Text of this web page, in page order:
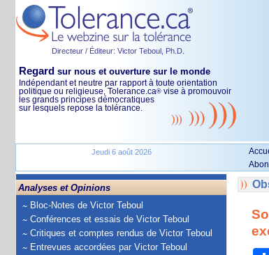
Directeur / Éditeur: Victor Teboul, Ph.D.
Regard sur nous et ouverture sur le monde
Indépendant et neutre par rapport à toute orientation
politique ou religieuse, Tolerance.ca® vise à promouvoir
les grands principes démocratiques
sur lesquels repose la tolérance.
Jeudi 6 août 2026
Analyses et Opinions
Bloc-Notes de Victor Teboul
Conférences et essais de Victor Teboul
Critiques et comptes rendus de Victor Teboul
Entrevues accordées par Victor Teboul